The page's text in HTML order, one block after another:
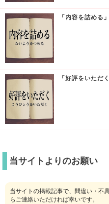
「内容を詰める
「好評をいただ
当サイトよりのお願い
当サイトの掲載記事で、間違い・不
らご連絡いただければ幸いです。